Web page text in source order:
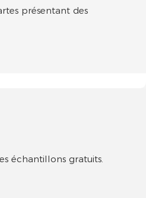
présentant des
échantillons gratuits.